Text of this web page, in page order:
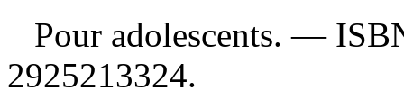
Pour adolescents. —
2925213324.